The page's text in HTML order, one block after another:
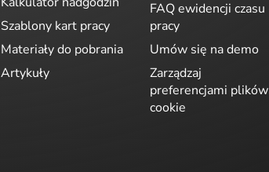
Szablony kart pracy
Materiały do pobrania
Artykuły
FAQ ewidencji czasu
pracy
Umów się na demo
Zarządzaj
preferencjami plików
cookie